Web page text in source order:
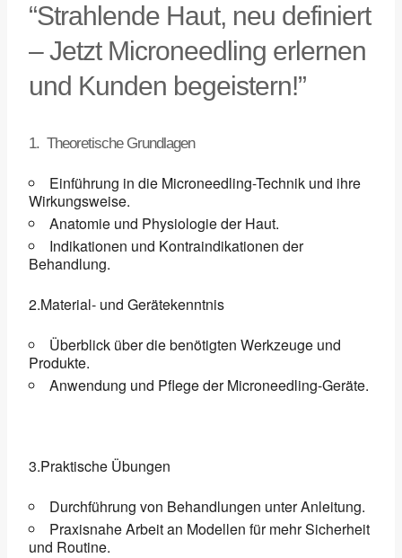
“Strahlende Haut, neu definiert
– Jetzt Microneedling erlernen
und Kunden begeistern!”
1. Theoretische Grundlagen
Einführung in die Microneedling-Technik und ihre
Wirkungsweise.
Anatomie und Physiologie der Haut.
Indikationen und Kontraindikationen der
Behandlung.
2.Material- und Gerätekenntnis
Überblick über die benötigten Werkzeuge und
Produkte.
Anwendung und Pflege der Microneedling-Geräte.
3.Praktische Übungen
Durchführung von Behandlungen unter Anleitung.
Praxisnahe Arbeit an Modellen für mehr Sicherheit
und Routine.